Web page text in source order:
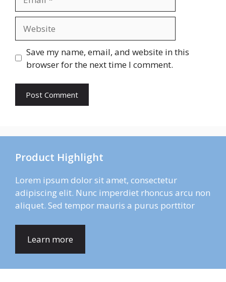
Save my name, email, and website in this
browser for the next time I comment.
Product Highlight
Lorem ipsum dolor sit amet, consectetur
adipiscing elit. Nunc imperdiet rhoncus arcu non
aliquet. Sed tempor mauris a purus porttitor
Learn more